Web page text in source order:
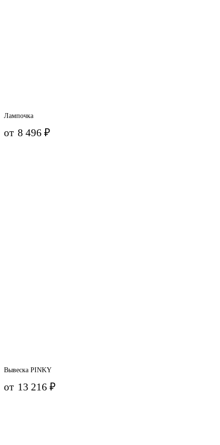
Лампочка
от 8 496₽
Вывеска PINKY
от 13 216₽